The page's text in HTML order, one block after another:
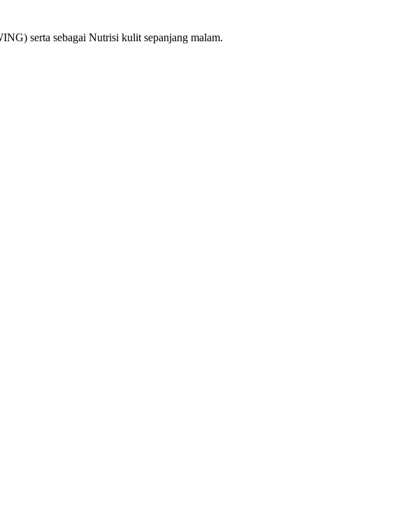
serta sebagai Nutrisi kulit sepanjang malam.